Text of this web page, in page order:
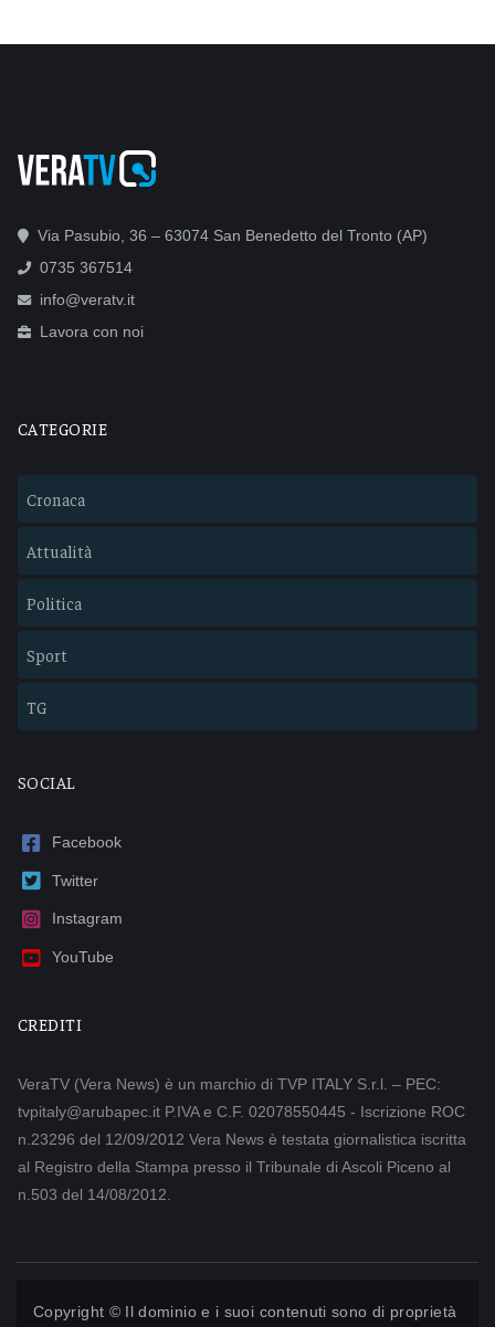
Via Pasubio, 36 – 63074 San Benedetto del Tronto (AP)
0735 367514
info@veratv.it
Lavora con noi
CATEGORIE
Cronaca
Attualità
Politica
Sport
TG
SOCIAL
Facebook
Twitter
Instagram
YouTube
CREDITI
VeraTV (Vera News) è un marchio di TVP ITALY S.r.l. – PEC:
tvpitaly@arubapec.it P.IVA e C.F. 02078550445 - Iscrizione ROC
n.23296 del 12/09/2012 Vera News è testata giornalistica iscritta
al Registro della Stampa presso il Tribunale di Ascoli Piceno al
n.503 del 14/08/2012.
Copyright © Il dominio e i suoi contenuti sono di proprietà